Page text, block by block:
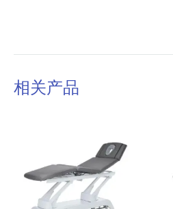
相关产品